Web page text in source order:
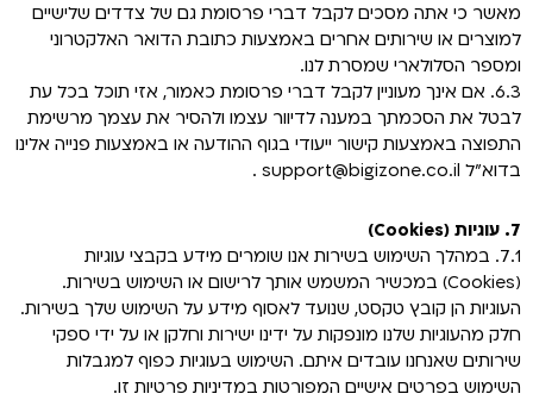
מאשר כי אתה מסכים לקבל דברי פרסומת גם של צדדים שלישיים
למוצרים או שירותים אחרים באמצעות כתובת הדואר האלקטרוני
ומספר הסלולארי שמסרת לנו.
6.3. אם אינך מעוניין לקבל דברי פרסומת כאמור, אזי תוכל בכל עת
לבטל את הסכמתך במענה לדיוור עצמו ולהסיר את עצמך מרשימת
התפוצה באמצעות קישור ייעודי בגוף ההודעה או באמצעות פנייה אלינו
בדוא"ל support@bigizone.co.il .
7. עוגיות (Cookies)
7.1. במהלך השימוש בשירות אנו שומרים מידע בקבצי עוגיות
(Cookies) במכשיר המשמש אותך לרישום או השימוש בשירות.
העוגיות הן קובץ טקסט, שנועד לאסוף מידע על השימוש שלך בשירות.
חלק מהעוגיות שלנו מונפקות על ידינו ישירות וחלקן או על ידי ספקי
שירותים שאנחנו עובדים איתם. השימוש בעוגיות כפוף למגבלות
השימוש בפרטים אישיים המפורטות במדיניות פרטיות זו.